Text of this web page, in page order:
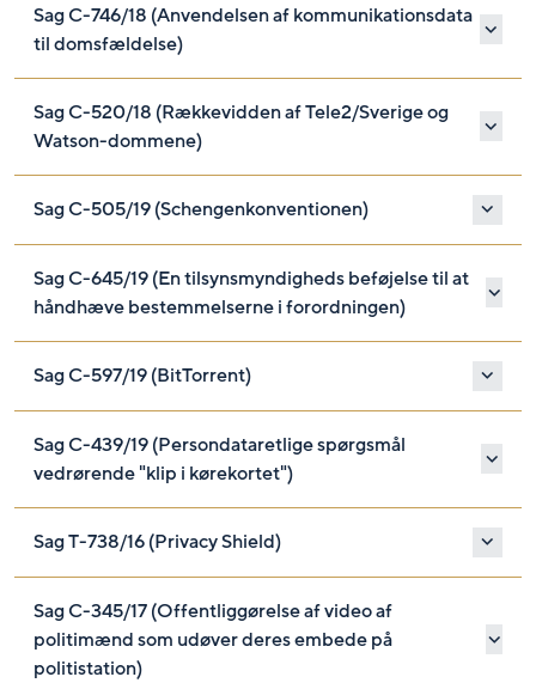
Sag C-746/18 (Anvendelsen af kommunikationsdata
til domsfældelse)
Sag C-520/18 (Rækkevidden af Tele2/Sverige og
Watson-dommene)
Sag C-505/19 (Schengenkonventionen)
Sag C-645/19 (En tilsynsmyndigheds beføjelse til at
håndhæve bestemmelserne i forordningen)
Sag C-597/19 (BitTorrent)
Sag C-439/19 (Persondataretlige spørgsmål
vedrørende "klip i kørekortet")
Sag T-738/16 (Privacy Shield)
Sag C-345/17 (Offentliggørelse af video af
politimænd som udøver deres embede på
politistation)